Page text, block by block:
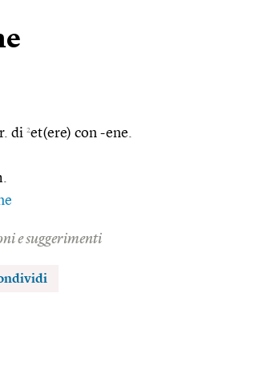
di 2et(ere) con -ene.
e suggerimenti